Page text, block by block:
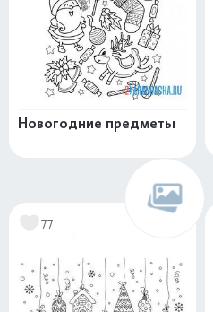
Новогодние предметы
77